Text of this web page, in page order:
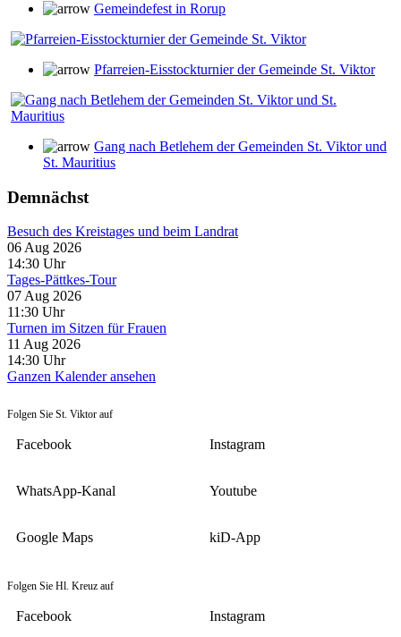
Gemeindefest in Rorup
Pfarreien-Eisstockturnier der Gemeinde St. Viktor
Gang nach Betlehem der Gemeinden St. Viktor und
St. Mauritius
Demnächst
Besuch des Kreistages und beim Landrat
06 Aug 2026
14:30 Uhr
Tages-Pättkes-Tour
07 Aug 2026
11:30 Uhr
Turnen im Sitzen für Frauen
11 Aug 2026
14:30 Uhr
Ganzen Kalender ansehen
Folgen Sie St. Viktor auf
Facebook Instagram
WhatsApp-Kanal Youtube
Google Maps kiD-App
Folgen Sie Hl. Kreuz auf
Facebook Instagram